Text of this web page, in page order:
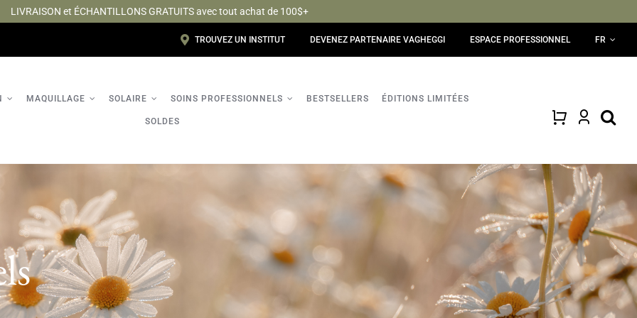
LIVRAISON et ÉCHANTILLONS GRATUITS avec tout achat de 100$+
TROUVEZ UN INSTITUT DEVENEZ PARTENAIRE VAGHEGGI ESPACE PROFESSIONNEL FR
MAQUILLAGE SOLAIRE SOINS PROFESSIONNELS BESTSELLERS ÉDITIONS LIMITÉES
SOLDES